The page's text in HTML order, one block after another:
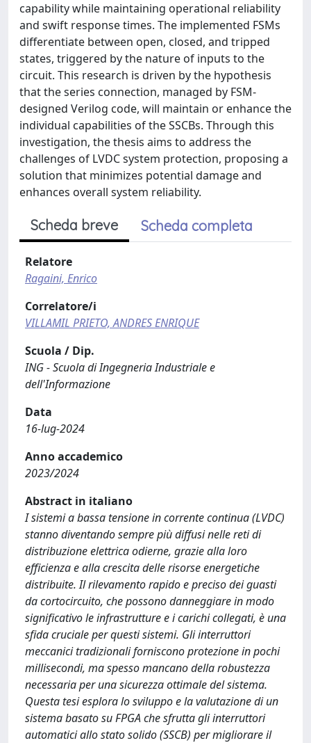
capability while maintaining operational reliability
and swift response times. The implemented FSMs
differentiate between open, closed, and tripped
states, triggered by the nature of inputs to the
circuit. This research is driven by the hypothesis
that the series connection, managed by FSM-
designed Verilog code, will maintain or enhance the
individual capabilities of the SSCBs. Through this
investigation, the thesis aims to address the
challenges of LVDC system protection, proposing a
solution that minimizes potential damage and
enhances overall system reliability.
Scheda breve Scheda completa
Relatore
Ragaini, Enrico
Correlatore/i
VILLAMIL PRIETO, ANDRES ENRIQUE
Scuola / Dip.
ING - Scuola di Ingegneria Industriale e
dell'Informazione
Data
16-lug-2024
Anno accademico
2023/2024
Abstract in italiano
I sistemi a bassa tensione in corrente continua (LVDC)
stanno diventando sempre più diffusi nelle reti di
distribuzione elettrica odierne, grazie alla loro
efficienza e alla crescita delle risorse energetiche
distribuite. Il rilevamento rapido e preciso dei guasti
da cortocircuito, che possono danneggiare in modo
significativo le infrastrutture e i carichi collegati, è una
sfida cruciale per questi sistemi. Gli interruttori
meccanici tradizionali forniscono protezione in pochi
millisecondi, ma spesso mancano della robustezza
necessaria per una sicurezza ottimale del sistema.
Questa tesi esplora lo sviluppo e la valutazione di un
sistema basato su FPGA che sfrutta gli interruttori
automatici allo stato solido (SSCB) per migliorare il